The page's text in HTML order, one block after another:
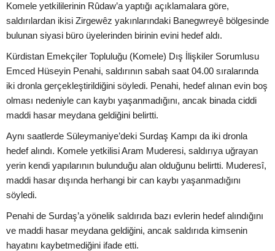
Komele yetkililerinin Rûdaw’a yaptığı açıklamalara göre,
saldırılardan ikisi Zirgewêz yakınlarındaki Banegwreyê bölgesinde
bulunan siyasi büro üyelerinden birinin evini hedef aldı.
Kürdistan Emekçiler Topluluğu (Komele) Dış İlişkiler Sorumlusu
Emced Hüseyin Penahi, saldırının sabah saat 04.00 sıralarında
iki dronla gerçekleştirildiğini söyledi. Penahi, hedef alınan evin boş
olması nedeniyle can kaybı yaşanmadığını, ancak binada ciddi
maddi hasar meydana geldiğini belirtti.
Aynı saatlerde Süleymaniye’deki Surdaş Kampı da iki dronla
hedef alındı. Komele yetkilisi Aram Muderesi, saldırıya uğrayan
yerin kendi yapılarının bulunduğu alan olduğunu belirtti. Muderesî,
maddi hasar dışında herhangi bir can kaybı yaşanmadığını
söyledi.
Penahi de Surdaş’a yönelik saldırıda bazı evlerin hedef alındığını
ve maddi hasar meydana geldiğini, ancak saldırıda kimsenin
hayatını kaybetmediğini ifade etti.